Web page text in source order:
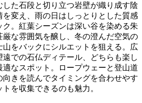
た石段と切り立つ岩壁が織り成す陰
変え、雨の日はしっとりとした質感
。紅葉シーズンは深い谷を染める朱
な雰囲気を醸し、冬の澄んだ空気の
山をバックにシルエットを狙える。広
での石仏ディテール、どちらも楽し
なスポット。ロープウェーと登山道
向きを読んでタイミングを合わせやす
を収集できるのも魅力。